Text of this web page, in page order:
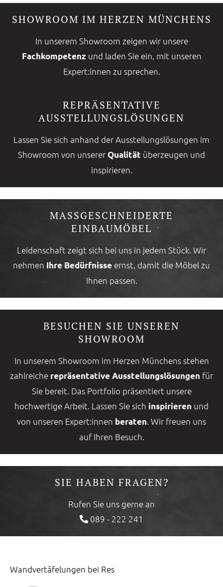
SHOWROOM IM HERZEN MÜNCHENS
In unserem Showroom zeigen wir unsere
Fachkompetenz und laden Sie ein, mit unseren
Expert:innen zu sprechen.
REPRÄSENTATIVE
AUSSTELLUNGSLÖSUNGEN
Lassen Sie sich anhand der Ausstellungslösungen im
Showroom von unsererQualität überzeugen und
inspirieren.
MASSGESCHNEIDERTE E
INBAUMÖBEL
Leidenschaft zeigt sich bei uns in jedem Stück. Wir
nehmen Ihre Bedürfnisse ernst, damit die Möbel zu
Ihnen passen.
BESUCHEN SIE UNSEREN
SHOWROOM
In unserem Showroom im Herzen Münchens stehen
zahlreiche repräsentative Ausstellungslösungen für
Sie bereit. Das Portfolio präsentiert unsere
hochwertige Arbeit. Lassen Sie sich inspirieren und
von unseren Expert:innen beraten. Wir freuen uns
auf Ihren Besuch.
SIE HABEN FRAGEN?
Rufen Sie uns gerne an
089 - 222 241
Wandvertäfelungen bei Res